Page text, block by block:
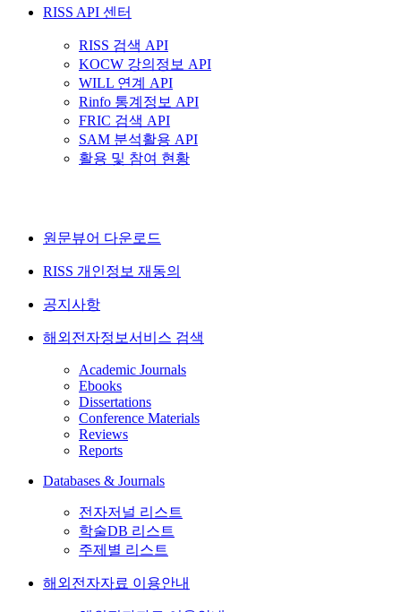
RISS API 센터
RISS 검색 API
KOCW 강의정보 API
WILL 연계 API
Rinfo 통계정보 API
FRIC 검색 API
SAM 분석활용 API
활용 및 참여 현황
원문뷰어 다운로드
RISS 개인정보 재동의
공지사항
해외전자정보서비스 검색
Academic Journals
Ebooks
Dissertations
Conference Materials
Reviews
Reports
Databases & Journals
전자저널 리스트
학술DB 리스트
주제별 리스트
해외전자자료 이용안내